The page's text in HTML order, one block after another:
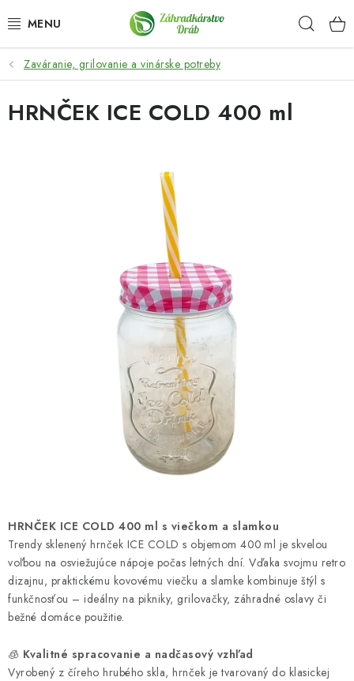
na
OKRASNÉ DREVINY
OLIVOVNÍKY, PALMY, CITRUSY
ZÁHRADKÁRSKE POTREBY
PRIESADY ZELENINY
Kontakty
Obchodné podmienky
Podmienky ochrany osobných údajov
Zaváranie, grilovanie a vinárske potreby
HRNČEK ICE COLD 400 ml s viečkom a slamkou
Trendy sklenený hrnček ICE COLD s objemom 400 ml je skvelou
voľbou na osviežujúce nápoje počas letných dní. Vďaka svojmu retro
dizajnu, praktickému kovovému viečku a slamke kombinuje štýl s
funkčnosťou – ideálny na pikniky, grilovačky, záhradné oslavy či
bežné domáce použitie.
🧊 Kvalitné spracovanie a nadčasový vzhľad
Vyrobený z číreho hrubého skla, hrnček je tvarovaný do klasickej
HRNČEK ICE COLD 400 ml